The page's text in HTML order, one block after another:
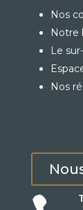
Nos
Notre
Le
Nos